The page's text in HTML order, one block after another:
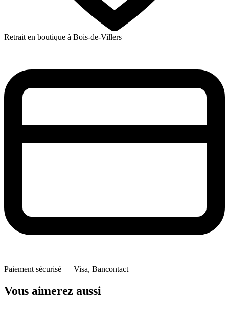
Retrait en boutique à Bois-de-Villers
Paiement sécurisé — Visa, Bancontact
Vous aimerez aussi